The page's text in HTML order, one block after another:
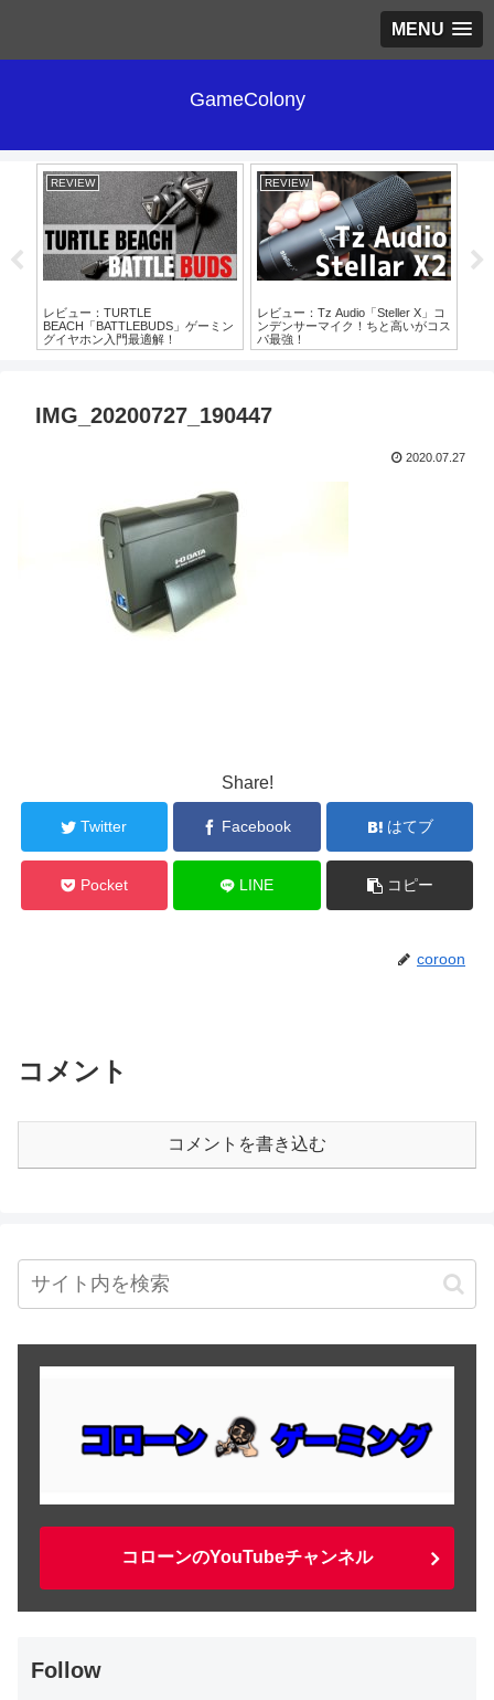
MENU
GameColony
REVIEW
レビュー：TURTLE
BEACH「BATTLEBUDS」ゲーミン
グイヤホン入門最適解！
REVIEW
レビュー：Tz Audio「Steller X」コ
ンデンサーマイク！ちと高いがコス
パ最強！
IMG_20200727_190447
2020.07.27
Share!
Twitter Facebook はてブ
Pocket LINE コピー
coroon
コメント
コメントを書き込む
コローンのYouTubeチャンネル
Follow